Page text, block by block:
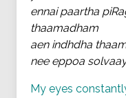
ennai paartha
thaamadham
aen indhdha
nee eppoa
My eyes